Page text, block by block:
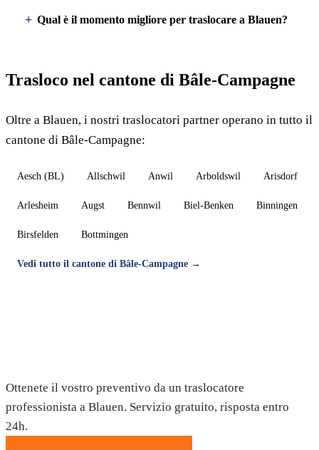
Qual è il momento migliore per traslocare a Blauen?
Trasloco nel cantone di Bâle-Campagne
Oltre a Blauen, i nostri traslocatori partner operano in tutto il
cantone di Bâle-Campagne:
Aesch (BL) Allschwil Anwil Arboldswil Arisdorf
Arlesheim Augst Bennwil Biel-Benken Binningen
Birsfelden Bottmingen
Vedi tutto il cantone di Bâle-Campagne →
Ottenete il vostro preventivo da un traslocatore
professionista a Blauen. Servizio gratuito, risposta entro
24h.